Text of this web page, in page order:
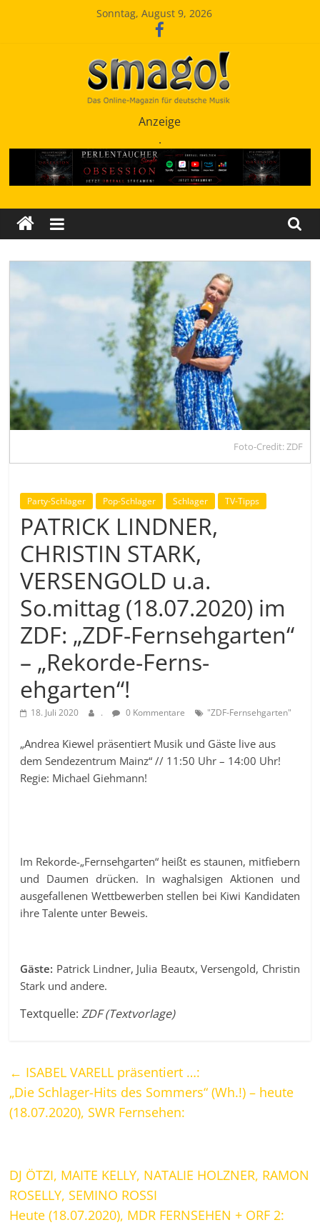
Sonntag, August 9, 2026
SchlagerMAGazinOnline
Anzeige
.
Foto-Credit: ZDF
Party-Schlager Pop-Schlager Schlager TV-Tipps
PATRICK LINDNER,
CHRISTIN STARK,
VERSENGOLD u.a.
So.mittag (18.07.2020) im
ZDF: „ZDF-Fernsehgarten“
– „Rekorde-Ferns­
ehgarten“!
18. Juli 2020 . 0 Kommentare "ZDF-Fernsehgarten"
„Andrea Kiewel präsentiert Musik und Gäste live aus
dem Sendezentrum Mainz“ // 11:50 Uhr – 14:00 Uhr!
Regie: Michael Giehmann!
Im Rekorde-„Fernsehgarten“ heißt es staunen, mitfiebern
und Daumen drücken. In waghalsigen Aktionen und
ausgefallenen Wettbewerben stellen bei Kiwi Kandidaten
ihre Talente unter Beweis.
Gäste: Patrick Lindner, Julia Beautx, Versengold, Christin
Stark und andere.
Textquelle:ZDF (Textvorlage)
← ISABEL VARELL präsentiert …:
„Die Schlager-Hits des Sommers“ (Wh.!) – heute
(18.07.2020), SWR Fernsehen:
DJ ÖTZI, MAITE KELLY, NATALIE HOLZNER, RAMON
ROSELLY, SEMINO ROSSI
Heute (18.07.2020), MDR FERNSEHEN + ORF 2: